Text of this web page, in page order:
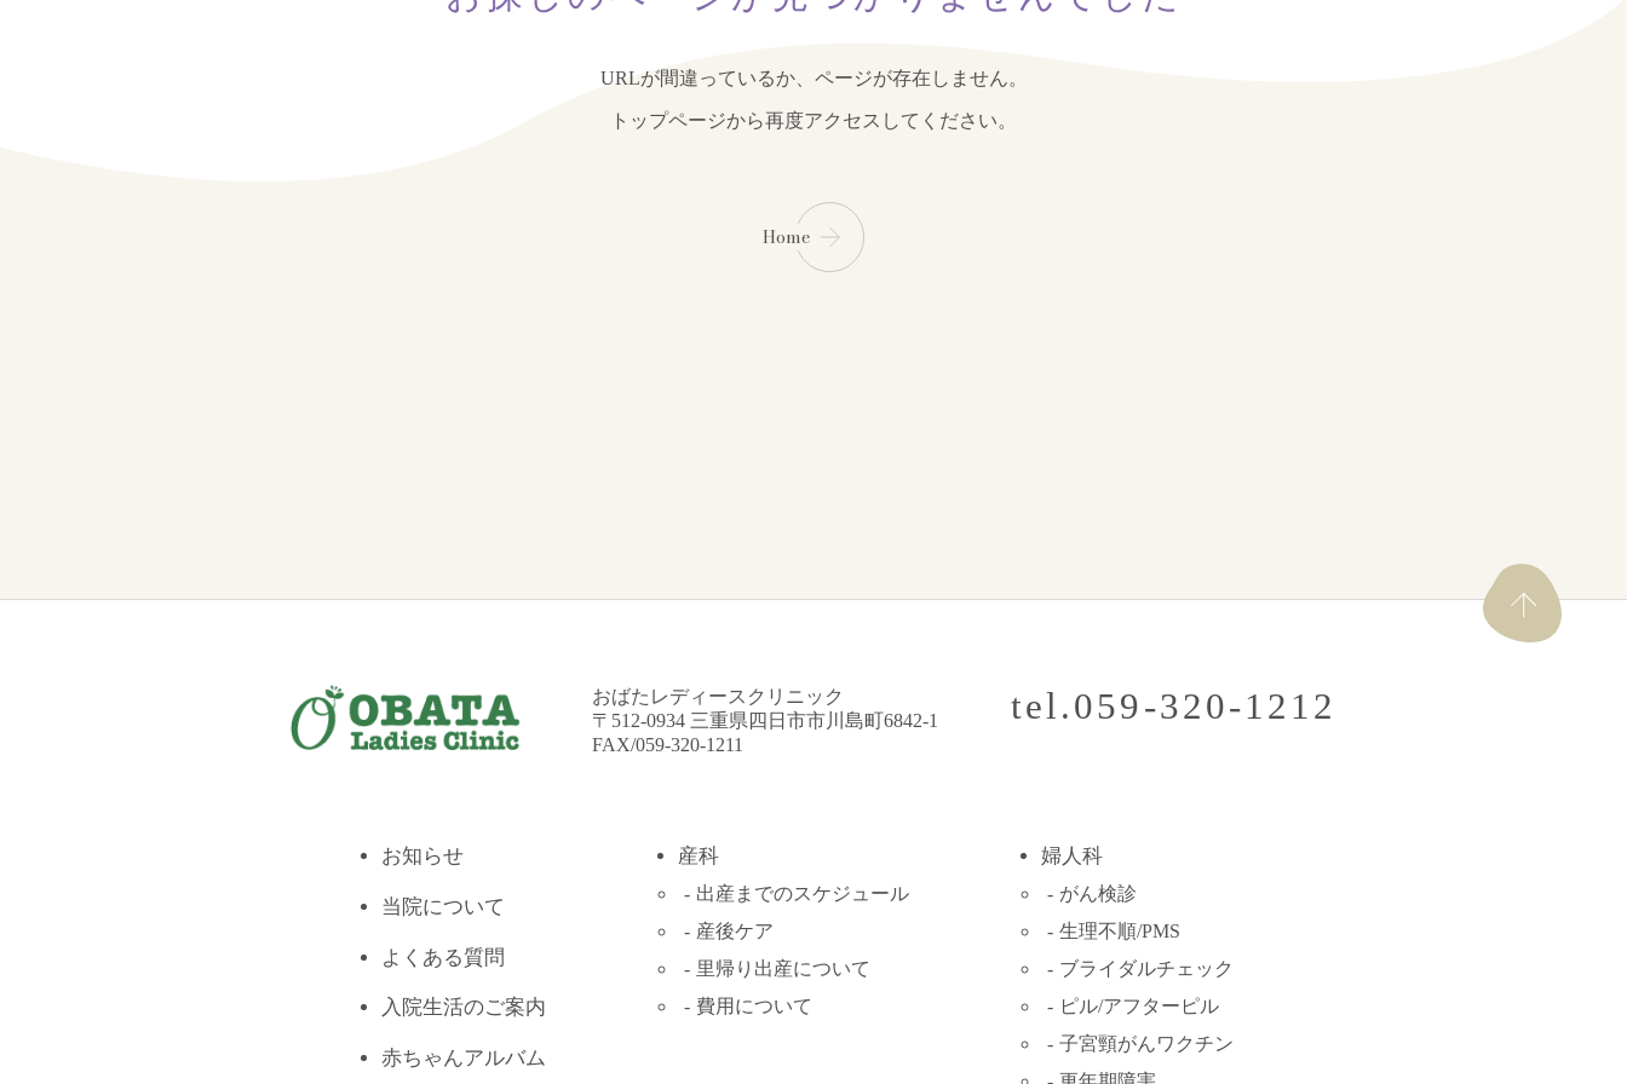
URLが間違っているか、ページが存在しません。
トップページから再度アクセスしてください。
Home
おばたレディースクリニック
〒512-0934 三重県四日市市川島町6842-1
FAX/059-320-1211
tel.059-320-1212
お知らせ
当院について
よくある質問
入院生活のご案内
赤ちゃんアルバム
産科
出産までのスケジュール
産後ケア
里帰り出産について
費用について
婦人科
がん検診
生理不順/PMS
ブライダルチェック
ピル/アフターピル
子宮頸がんワクチン